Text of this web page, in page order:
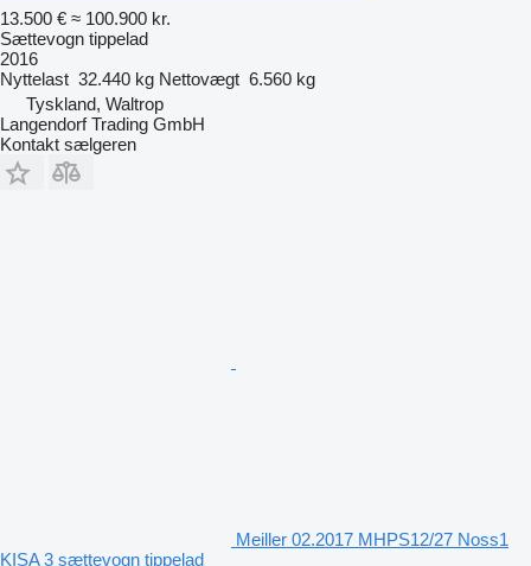
13.500 € ≈ 100.900 kr.
Sættevogn tippelad
2016
Nyttelast 32.440 kg Nettovægt 6.560 kg
Tyskland, Waltrop
Langendorf Trading GmbH
Kontakt sælgeren
Meiller 02.2017 MHPS12/27 Noss1
KISA 3 sættevogn tippelad